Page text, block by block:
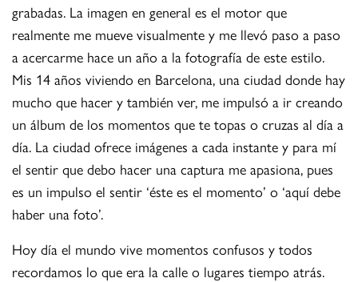
grabadas. La imagen en general es el motor que
realmente me mueve visualmente y me llevó paso a paso
a acercarme hace un año a la fotografía de este estilo.
Mis 14 años viviendo en Barcelona, una ciudad donde hay
mucho que hacer y también ver, me impulsó a ir creando
un álbum de los momentos que te topas o cruzas al día a
día. La ciudad ofrece imágenes a cada instante y para mí
el sentir que debo hacer una captura me apasiona, pues
es un impulso el sentir ‘éste es el momento’ o ‘aquí debe
haber una foto’.
Hoy día el mundo vive momentos confusos y todos
recordamos lo que era la calle o lugares tiempo atrás.